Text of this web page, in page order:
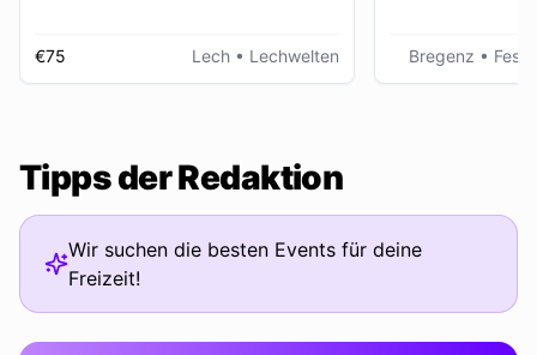
€75 Lech • Lechwelten Bregenz •
Tipps der Redaktion
Wir suchen die besten Events für deine
Freizeit!